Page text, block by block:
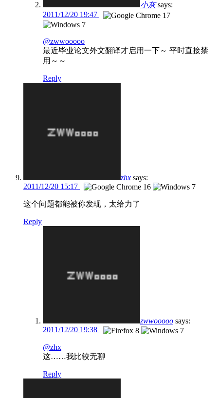
小灰 says:
2011/12/20 19:47
@zwwooooo
最近毕业论文外文翻译才启用一下～ 平时直接禁
用～～
Reply
zhx says:
2011/12/20 15:17
这个问题都能被你发现，太给力了
Reply
zwwooooo says:
2011/12/20 19:38
@zhx
这……我比较无聊
Reply